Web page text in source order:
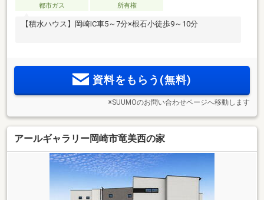
都市ガス 所有権
【積水ハウス】岡崎IC車5～7分×根石小徒歩9～10分
資料をもらう(無料)
※SUUMOのお問い合わせページへ移動します
アールギャラリー岡崎市竜美西の家